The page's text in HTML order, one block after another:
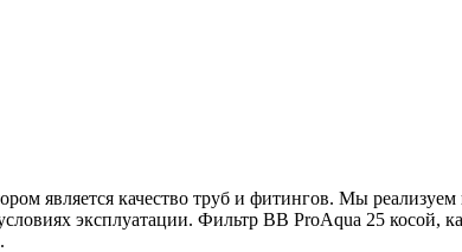
является качество труб и фитингов. Мы
эксплуатации. Фильтр ВВ ProAqua 25 косой,